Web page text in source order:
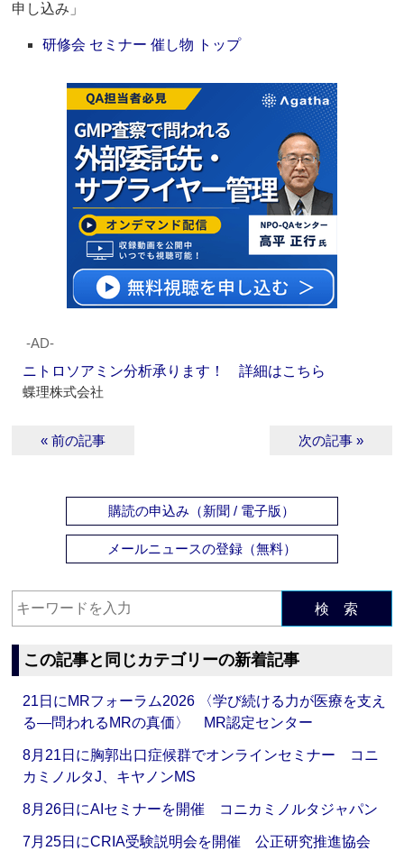
申し込み」
研修会 セミナー 催し物 トップ
‐AD‐
ニトロソアミン分析承ります！ 詳細はこちら
蝶理株式会社
« 前の記事 次の記事 »
購読の申込み（新聞 / 電子版）
メールニュースの登録（無料）
検 索
この記事と同じカテゴリーの新着記事
21日にMRフォーラム2026 〈学び続ける力が医療を支え
る―問われるMRの真価〉 MR認定センター
8月21日に胸郭出口症候群でオンラインセミナー コニ
カミノルタJ、キヤノンMS
8月26日にAIセミナーを開催 コニカミノルタジャパン
7月25日にCRIA受験説明会を開催 公正研究推進協会